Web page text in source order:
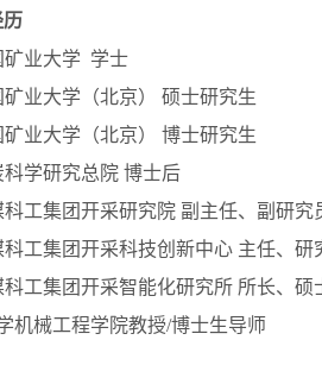
矿业大学 学士
矿业大学（北京） 硕士研究生
矿业大学（北京） 博士研究生
科学研究总院 博士后
科工集团开采研究院 副主任、副研究
科工集团开采科技创新中心 主任、研
科工集团开采智能化研究所 所长、硕
机械工程学院教授/博士生导师